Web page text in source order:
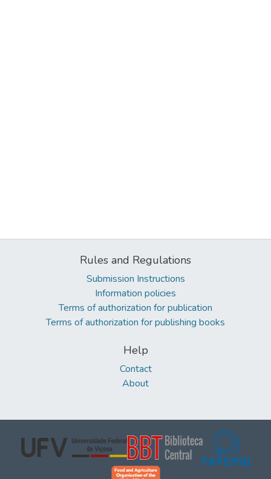
Rules and Regulations
Submission Instructions
Information policies
Terms of authorization for publication
Terms of authorization for publishing books
Help
Contact
About